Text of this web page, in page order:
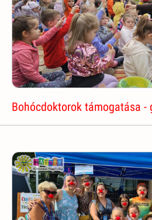
Bohócdoktorok támogatása -